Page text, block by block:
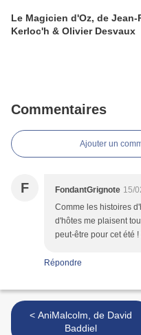
Le Magicien d'Oz, de Jean-
Kerloc'h & Olivier Desvaux
Commentaires
Ajouter un
F FondantGrignote 15/
Comme les histoires
d'hôtes me plaisent
peut-être pour cet été !
Répondre
< AniMalcolm, de David
Baddiel